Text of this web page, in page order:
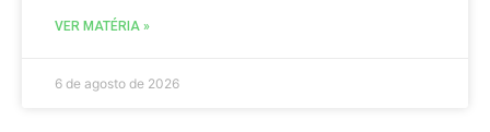
VER MATÉRIA »
6 de agosto de 2026